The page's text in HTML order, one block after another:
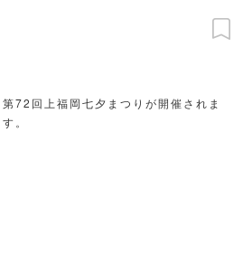
第72回上福岡七夕まつりが開催されま
す。